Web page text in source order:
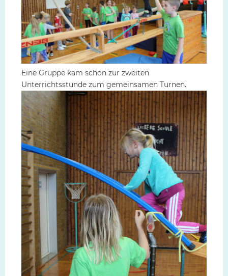
Eine Gruppe kam schon zur zweiten
Unterrichtsstunde zum gemeinsamen Turnen.